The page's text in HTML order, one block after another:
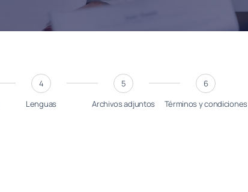
4
Lenguas
5
Archivos adjuntos
6
Términos y condiciones